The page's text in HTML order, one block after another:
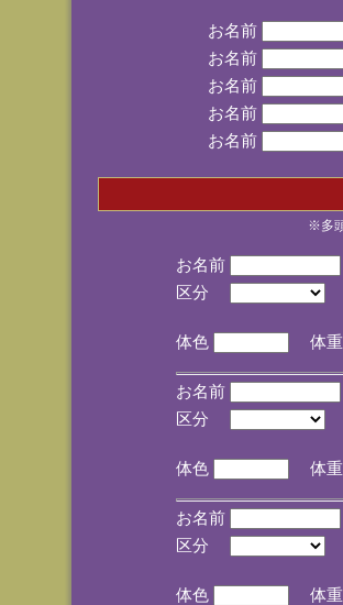
お名前
お名前
お名前
お名前
お名前
※多
お名前
区分
(手
体色
体重
お名前
区分
(手
体色
体重
お名前
区分
(手
体色
体重